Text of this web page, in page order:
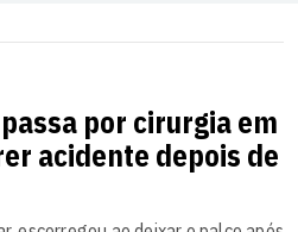
por cirurgia em
acidente depois de